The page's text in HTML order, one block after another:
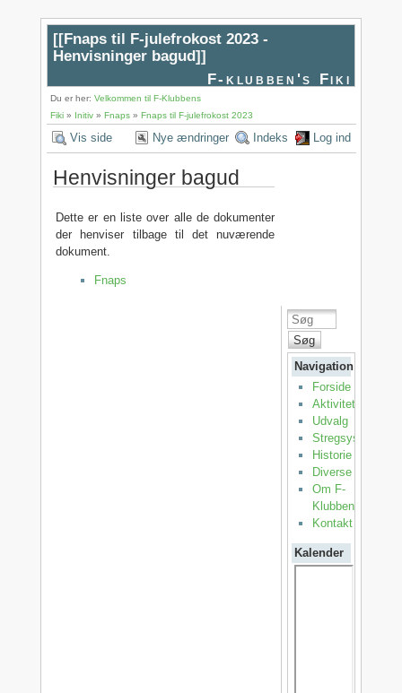
[[Fnaps til F-julefrokost 2023 -
Henvisninger bagud]]
F-klubben's Fiki
Du er her:Velkommen til F-Klubbens
Fiki » Initiv »Fnaps »Fnaps til F-julefrokost 2023
Vis side Nye ændringer Indeks Log ind
Henvisninger bagud
Dette er en liste over alle de dokumenter
der henviser tilbage til det nuværende
dokument.
Fnaps
Søg
Navigation
Forside
Aktiviteter
Udvalg
Stregsystemet
Historie
Diverse
Om F-
Klubben
Kontakt
Kalender